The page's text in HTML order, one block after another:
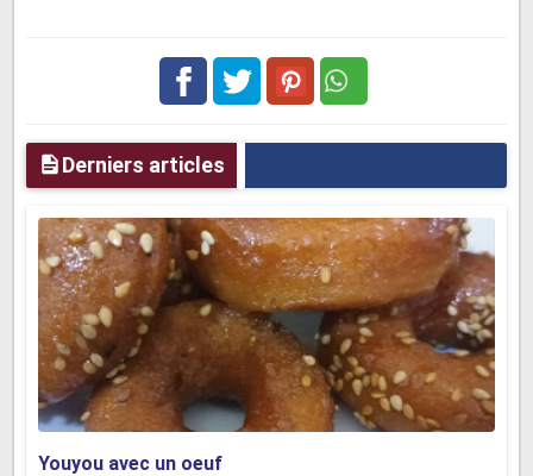
Derniers articles
Youyou avec un oeuf